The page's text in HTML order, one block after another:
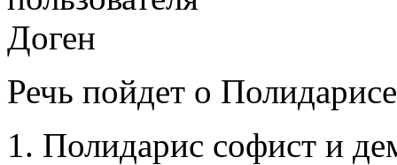
Речь пойдет о
1. Полидарис софист и